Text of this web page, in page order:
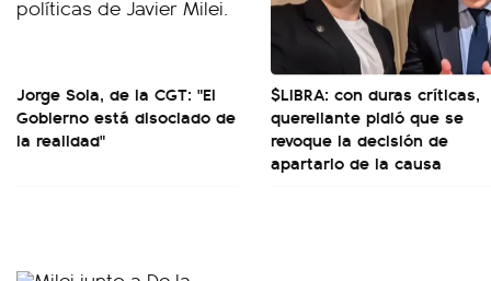
Jorge Sola, de la CGT: "El
Gobierno está disociado de
la realidad"
$LIBRA: con duras críticas,
querellante pidió que se
revoque la decisión de
apartarlo de la causa